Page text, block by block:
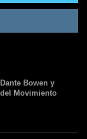
Bowen y
Movimiento